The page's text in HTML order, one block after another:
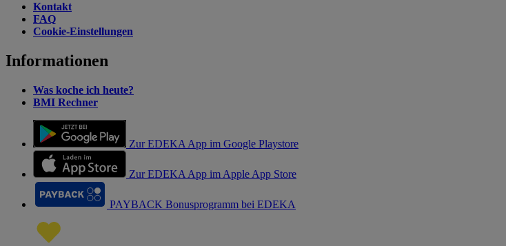
Kontakt
FAQ
Cookie-Einstellungen
Informationen
Was koche ich heute?
BMI Rechner
Zur EDEKA App im Google Playstore
Zur EDEKA App im Apple App Store
PAYBACK Bonusprogramm bei EDEKA